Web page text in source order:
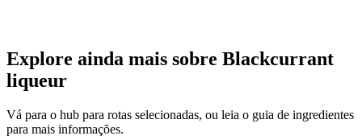
Explore ainda mais sobre Blackcurrant
liqueur
Vá para o hub para rotas selecionadas, ou leia o guia de ingredientes
para mais informações.